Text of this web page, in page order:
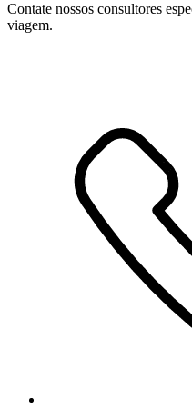
Contate nossos consultores
viagem.